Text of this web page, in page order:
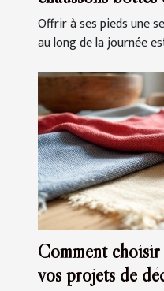
Offrir à ses pieds une
au long de la journée
Comment
vos projets de